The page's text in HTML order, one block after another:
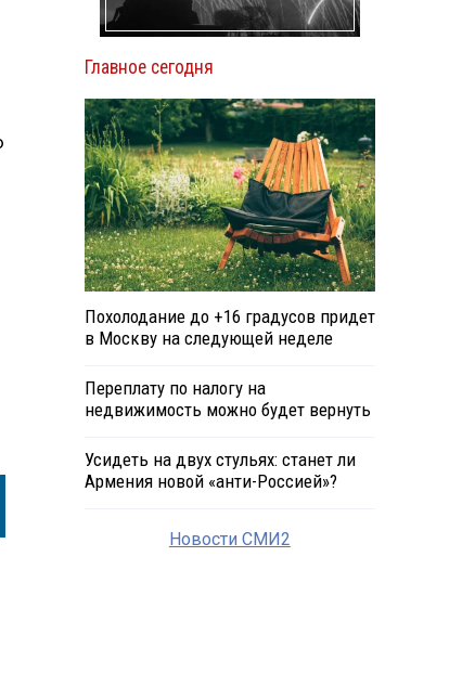
Главное сегодня
Похолодание до +16 градусов придет
в Москву на следующей неделе
Переплату по налогу на
недвижимость можно будет вернуть
Усидеть на двух стульях: станет ли
Армения новой «анти-Россией»?
Новости СМИ2